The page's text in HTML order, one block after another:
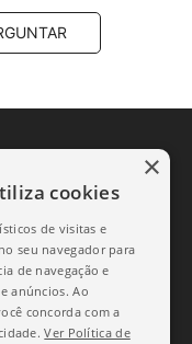
e
no seu e-mail.
cookies
de visitas e
seu navegador para
de navegação e
anúncios. Ao
concorda com a
Ver Política de
×